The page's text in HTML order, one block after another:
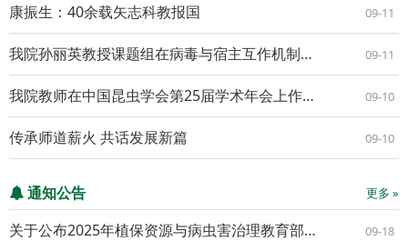
康振生：40余载矢志科教报国 09-11
我院孙丽英教授课题组在病毒与宿主互作机制研究方面取得新进展 09-11
我院教师在中国昆虫学会第25届学术年会上作大会特邀报告 09-10
传承师道薪火 共话发展新篇 09-10
通知公告 更多 »
关于公布2025年植保资源与病虫害治理教育部重点实验室开放基金项目立项评审结果的通知 09-18